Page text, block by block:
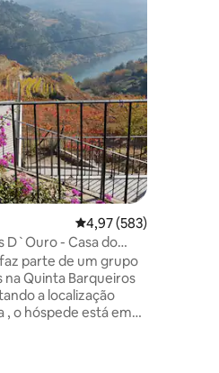
129 avaliações
4,97 de uma avaliação
4,97 (583)
D`Ouro - Casa do
parte de um grupo
na Quinta Barqueiros
a localização
, o hóspede está em
com o rio e a
, duplex , dispõe